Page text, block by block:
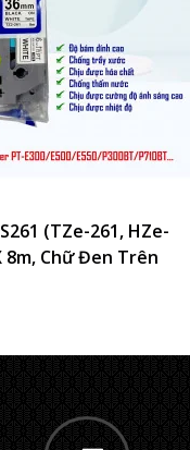
Thêm Vào Giỏ
(TZe-261, HZe-
8m, Chữ Đen Trên